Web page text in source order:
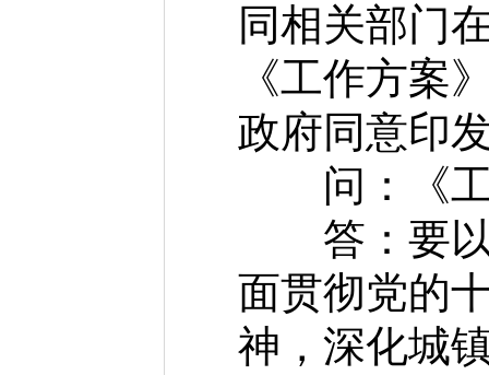
同相关部门
《工作方案
政府同意印
问：《工
答：要以
面贯彻党的
神，深化城